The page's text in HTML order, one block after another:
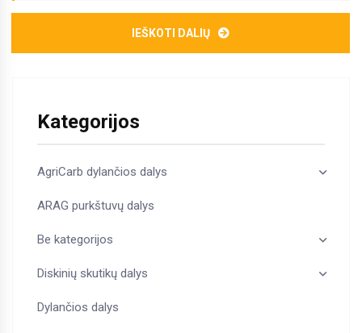
IEŠKOTI DALIŲ
Kategorijos
AgriCarb dylančios dalys
ARAG purkštuvų dalys
Be kategorijos
Diskinių skutikų dalys
Dylančios dalys